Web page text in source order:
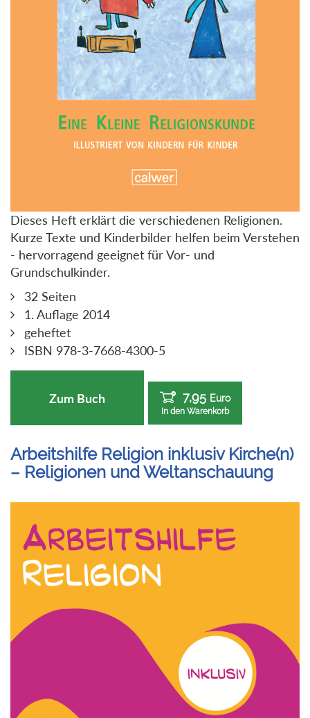
Dieses Heft erklärt die verschiedenen Religionen.
Kurze Texte und Kinderbilder helfen beim Verstehen
- hervorragend geeignet für Vor- und
Grundschulkinder.
32 Seiten
1. Auflage 2014
geheftet
ISBN 978-3-7668-4300-5
Zum Buch 7,95 Euro
In den Warenkorb
Arbeitshilfe Religion inklusiv Kirche(n)
– Religionen und Weltanschauung